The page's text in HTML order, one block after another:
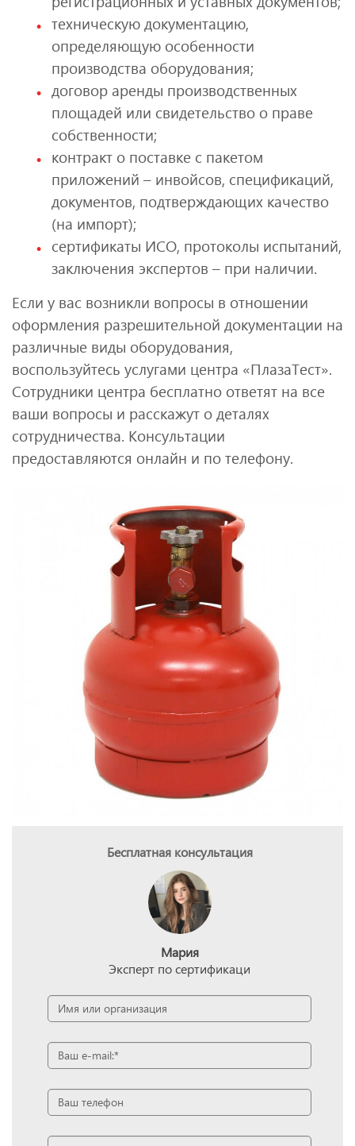
техническую документацию,
определяющую особенности
производства оборудования;
договор аренды производственных
площадей или свидетельство о праве
собственности;
контракт о поставке с пакетом
приложений – инвойсов, спецификаций,
документов, подтверждающих качество
(на импорт);
сертификаты ИСО, протоколы испытаний,
заключения экспертов – при наличии.
Если у вас возникли вопросы в отношении
оформления разрешительной документации на
различные виды оборудования,
воспользуйтесь услугами центра «ПлазаТест».
Сотрудники центра бесплатно ответят на все
ваши вопросы и расскажут о деталях
сотрудничества. Консультации
предоставляются онлайн и по телефону.
Бесплатная консультация
Мария
Эксперт по сертификаци